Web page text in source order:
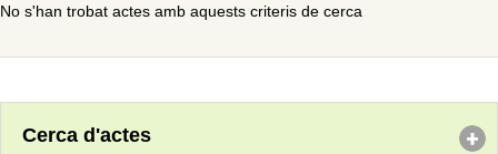
No s'han trobat actes amb aquests criteris de cerca
Cerca d'actes